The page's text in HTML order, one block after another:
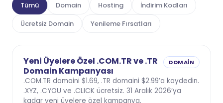
Tümü Domain Hosting
İndirim Kodları
Ücretsiz Domain
Yenileme Fırsatları
Yeni Üyelere Özel .COM.TR ve .TR
Domain Kampanyası
DOMAIN
.COM.TR domaini $1.69, .TR domaini $2.99’a kaydedin.
.XYZ, .CYOU ve .CLICK ücretsiz. 31 Aralık 2026’ya
kadar yeni üyelere özel kampanya.